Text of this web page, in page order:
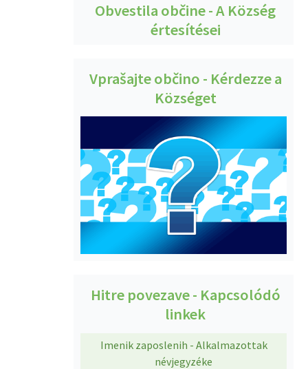
Obvestila občine - A Község
értesítései
Vprašajte občino - Kérdezze a
Községet
Hitre povezave - Kapcsolódó
linkek
Imenik zaposlenih - Alkalmazottak
névjegyzéke